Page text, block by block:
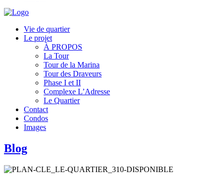
Vie de quartier
Le projet
À PROPOS
La Tour
Tour de la Marina
Tour des Draveurs
Phase I et II
Complexe L’Adresse
Le Quartier
Contact
Condos
Images
Blog